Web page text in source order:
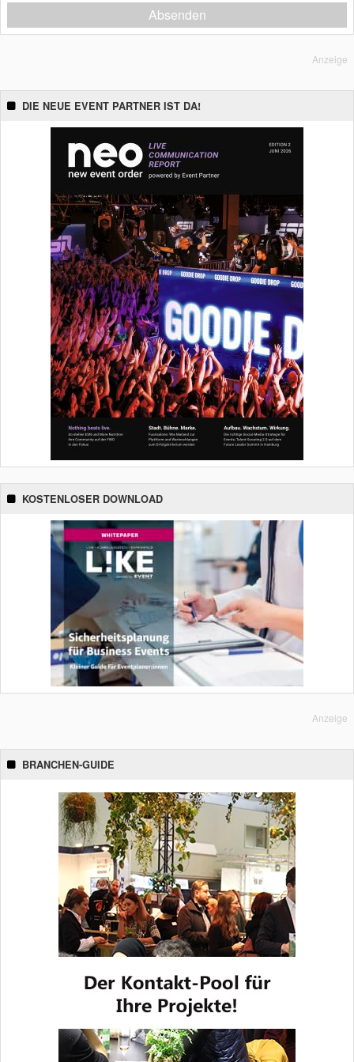
Absenden
Anzeige
DIE NEUE EVENT PARTNER IST DA!
KOSTENLOSER DOWNLOAD
Anzeige
BRANCHEN-GUIDE